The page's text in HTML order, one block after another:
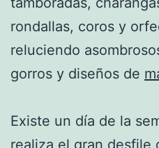
rondallas, coros y
reluciendo
gorros y diseños de
Existe un día de la
realiza el gran desfile